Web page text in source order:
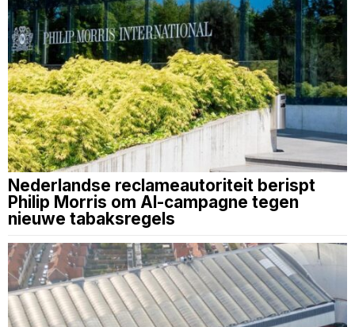
Nederlandse reclameautoriteit berispt
Philip Morris om AI-campagne tegen
nieuwe tabaksregels